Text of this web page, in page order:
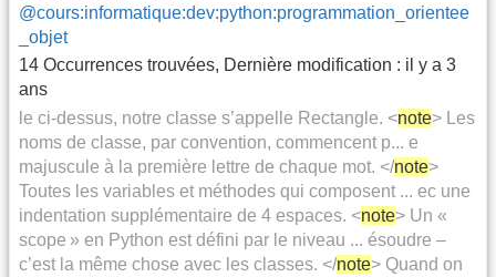
@cours:informatique:dev:python:programmation_orientee
_objet
14 Occurrences trouvées, Dernière modification : il y a 3
ans
le ci-dessus, notre classe s’appelle Rectangle. <note> Les
noms de classe, par convention, commencent p... e
majuscule à la première lettre de chaque mot. </note>
Toutes les variables et méthodes qui composent ... ec une
indentation supplémentaire de 4 espaces. <note> Un «
scope » en Python est défini par le niveau ... ésoudre –
c’est la même chose avec les classes. </note> Quand on